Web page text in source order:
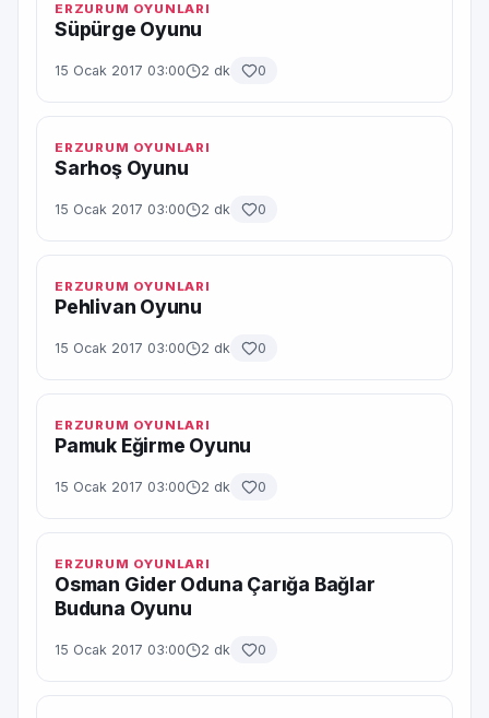
ERZURUM OYUNLARI
Süpürge Oyunu
15 Ocak 2017 03:00 2 dk 0
ERZURUM OYUNLARI
Sarhoş Oyunu
15 Ocak 2017 03:00 2 dk 0
ERZURUM OYUNLARI
Pehlivan Oyunu
15 Ocak 2017 03:00 2 dk 0
ERZURUM OYUNLARI
Pamuk Eğirme Oyunu
15 Ocak 2017 03:00 2 dk 0
ERZURUM OYUNLARI
Osman Gider Oduna Çarığa Bağlar
Buduna Oyunu
15 Ocak 2017 03:00 2 dk 0